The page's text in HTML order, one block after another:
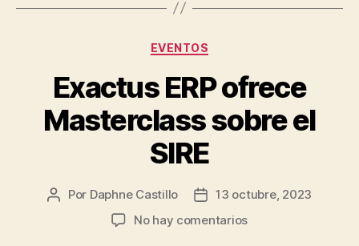
EVENTOS
Exactus ERP ofrece
Masterclass sobre el
SIRE
Por Daphne Castillo
13 octubre, 2023
No hay comentarios